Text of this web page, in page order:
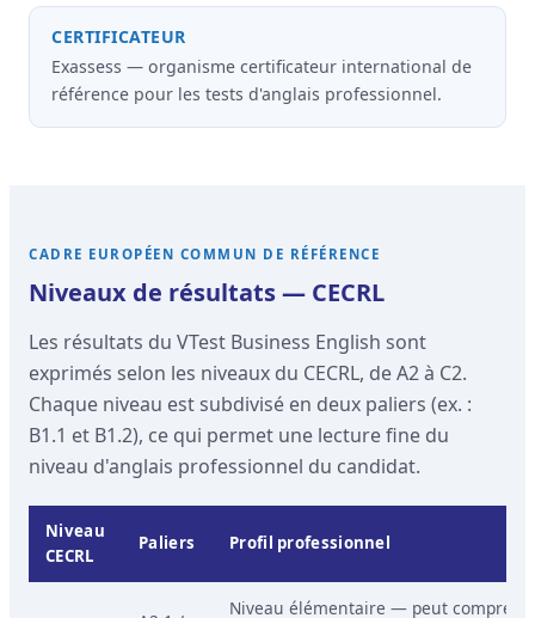
CERTIFICATEUR
Exassess — organisme certificateur international de
référence pour les tests d'anglais professionnel.
CADRE EUROPÉEN COMMUN DE RÉFÉRENCE
Niveaux de résultats — CECRL
Les résultats du VTest Business English sont
exprimés selon les niveaux du CECRL, de A2 à C2.
Chaque niveau est subdivisé en deux paliers (ex. :
B1.1 et B1.2), ce qui permet une lecture fine du
niveau d'anglais professionnel du candidat.
Niveau
CECRL
Paliers Profil professionnel
Niveau élémentaire — peut